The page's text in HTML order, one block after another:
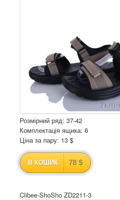
Розмірний ряд: 37-42
Комплектація ящика: 6
Ціна за пару: 13 $
В КОШИК 78 $
Clibee-ShoSho ZD2211-3